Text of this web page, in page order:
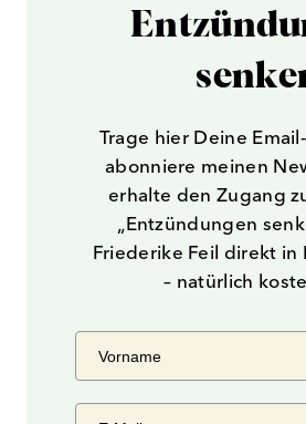
Trage hier Deine
abonniere meinen
erhalte den Zugang
„Entzündungen
Friederike Feil direkt in
– natürlich